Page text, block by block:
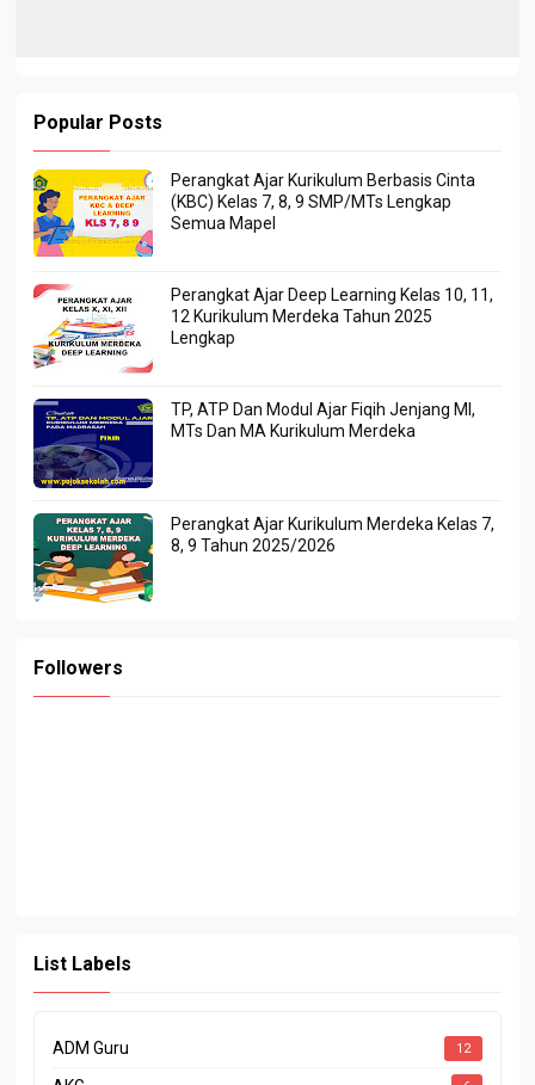
Popular Posts
Perangkat Ajar Kurikulum Berbasis Cinta
(KBC) Kelas 7, 8, 9 SMP/MTs Lengkap
Semua Mapel
Perangkat Ajar Deep Learning Kelas 10, 11,
12 Kurikulum Merdeka Tahun 2025
Lengkap
TP, ATP Dan Modul Ajar Fiqih Jenjang MI,
MTs Dan MA Kurikulum Merdeka
Perangkat Ajar Kurikulum Merdeka Kelas 7,
8, 9 Tahun 2025/2026
Followers
List Labels
ADM Guru 12